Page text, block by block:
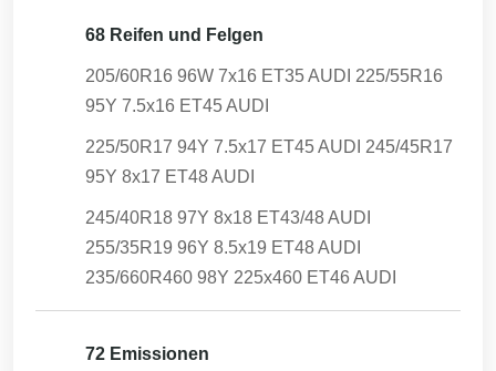
68 Reifen und Felgen
205/60R16 96W 7x16 ET35 AUDI 225/55R16
95Y 7.5x16 ET45 AUDI
225/50R17 94Y 7.5x17 ET45 AUDI 245/45R17
95Y 8x17 ET48 AUDI
245/40R18 97Y 8x18 ET43/48 AUDI
255/35R19 96Y 8.5x19 ET48 AUDI
235/660R460 98Y 225x460 ET46 AUDI
72 Emissionen